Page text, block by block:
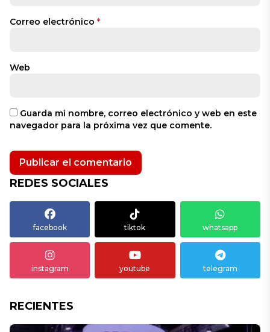
Correo electrónico *
Web
Guarda mi nombre, correo electrónico y web en este
navegador para la próxima vez que comente.
REDES SOCIALES
facebook tiktok whatsapp
instagram youtube telegram
RECIENTES